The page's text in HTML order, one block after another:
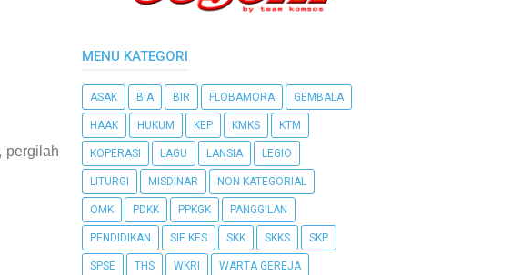
pergilah
MENU KATEGORI
ASAK BIA BIR FLOBAMORA GEMBALA
HAAK HUKUM KEP KMKS KTM
KOPERASI LAGU LANSIA LEGIO
LITURGI MISDINAR NON KATEGORIAL
OMK PDKK PPKGK PANGGILAN
PENDIDIKAN SIE KES SKK SKKS SKP
SPSE THS WKRI WARTA GEREJA